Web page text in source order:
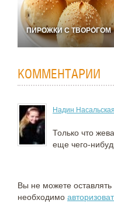
ПИРОЖКИ С ТВОРОГОМ
КОММЕНТАРИИ
Надин Насальская
Только что
еще чего-
Вы не можете
необходимо